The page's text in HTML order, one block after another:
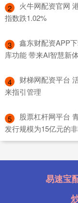
2
火牛网配资官网
指数跌1.02%
3
鑫东财配资APP
库功能 带来AI智慧新
4
财梯网配资平台
来指引管理
5
股票杠杆网平台
发行规模为15亿元的
易速宝